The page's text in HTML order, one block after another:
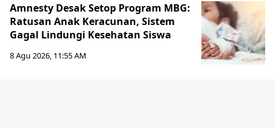
Amnesty Desak Setop Program MBG:
Ratusan Anak Keracunan, Sistem
Gagal Lindungi Kesehatan Siswa
8 Agu 2026, 11:55 AM